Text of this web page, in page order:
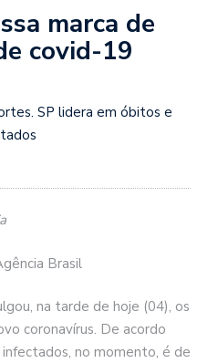
marca de
covid-19
SP lidera em óbitos e
Brasil
na tarde de hoje (04), os
coronavírus. De acordo
no momento, é de